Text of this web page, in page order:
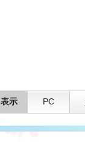
表示 PC